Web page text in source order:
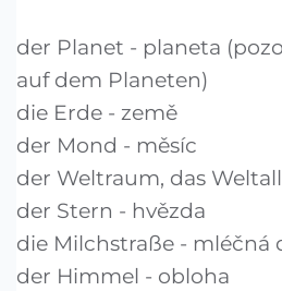
der Planet - planeta
auf dem Planeten)
die Erde - země
der Mond - měsíc
der Weltraum, das
der Stern - hvězda
die Milchstraße - mléčná
der Himmel - obloha